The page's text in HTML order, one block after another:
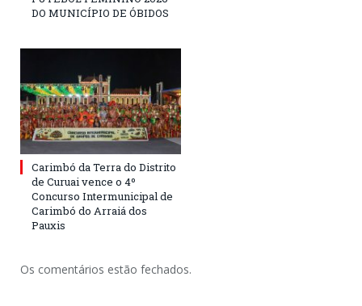
DO MUNICÍPIO DE ÓBIDOS
Carimbó da Terra do Distrito
de Curuai vence o 4º
Concurso Intermunicipal de
Carimbó do Arraiá dos
Pauxis
Os comentários estão fechados.